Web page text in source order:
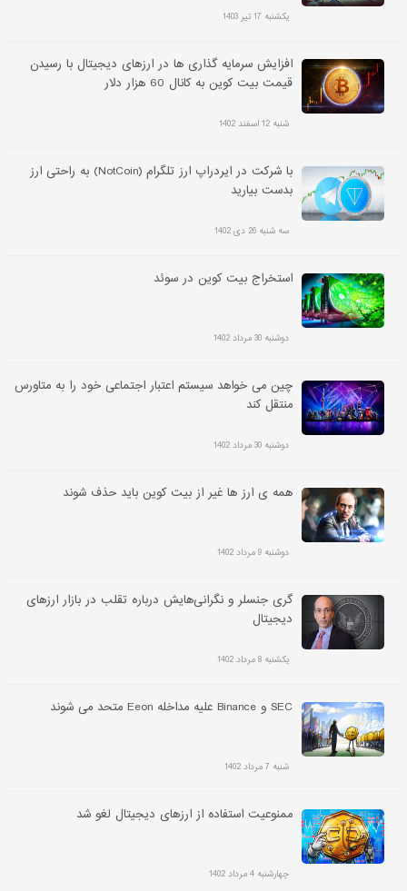
یکشنبه 17 تیر 1403
افزایش سرمایه گذاری ها در ارزهای دیجیتال با رسیدن
قیمت بیت کوین به کانال 60 هزار دلار
شنبه 12 اسفند 1402
با شرکت در ایردراپ ارز تلگرام (NotCoin) به راحتی ارز
بدست بیارید
سه شنبه 26 دی 1402
استخراج بیت کوین در سوئد
دوشنبه 30 مرداد 1402
چین می خواهد سیستم اعتبار اجتماعی خود را به متاورس
منتقل کند
دوشنبه 30 مرداد 1402
همه ی ارز ها غیر از بیت کوین باید حذف شوند
دوشنبه 9 مرداد 1402
گری جنسلر و نگرانی‌هایش درباره تقلب در بازار ارزهای
دیجیتال
یکشنبه 8 مرداد 1402
SEC و Binance علیه مداخله Eeon متحد می شوند
شنبه 7 مرداد 1402
ممنوعیت استفاده از ارزهای دیجیتال لغو شد
چهارشنبه 4 مرداد 1402